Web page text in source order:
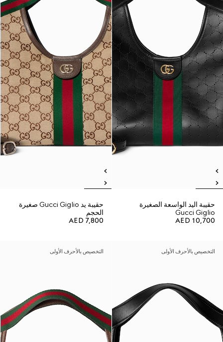
حقيبة اليد الواسعة الصغيرة
Gucci Giglio
AED 10,700
حقيبة يد Gucci Giglio صغيرة
الحجم
AED 7,800
التخصيص بالأحرف الأولى التخصيص بالأحرف الأولى